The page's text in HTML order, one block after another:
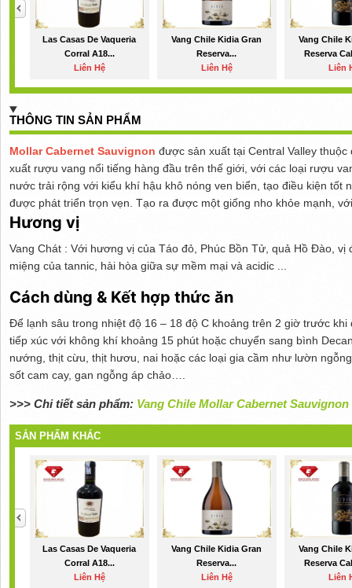
Las Casas De Vaqueria
Corral A18...
Liên Hệ
Vang Chile Kidia Gran
Reserva...
Liên Hệ
Vang Chile
Reserva
Liên
THÔNG TIN SẢN PHẨM
Mollar Cabernet Sauvignon được sản xuất tại Central Valley
xuất rượu vang nổi tiếng hàng đầu trên thế giới, với các loại rượu
nước trải rộng với kiểu khí hậu khô nóng ven biển, tạo điều kiện tốt
được phát triển trọn vẹn. Tạo ra được một giống nho khỏe mạnh,
Hương vị
Vang Chát : Với hương vị của Táo đỏ, Phúc Bồn Tử, quả Hồ Đào,
miệng của tannic, hài hòa giữa sự mềm mại và acidic ...
Cách dùng & Kết hợp thức ăn
Để lạnh sâu trong nhiệt độ 16 – 18 độ C khoảng trên 2 giờ trước
tiếp xúc với không khí khoảng 15 phút hoặc chuyển sang bình
nướng, thịt cừu, thịt hươu, nai hoặc các loại gia cầm như lườn
sốt cam cay, gan ngỗng áp chảo….
>>> Chi tiết sản phẩm: Vang Chile Mollar Cabernet Sauvignon
SẢN PHẨM KHÁC
Las Casas De Vaqueria
Corral A18...
Liên Hệ
Vang Chile Kidia Gran
Reserva...
Liên Hệ
Vang Chile
Reserva
Liên